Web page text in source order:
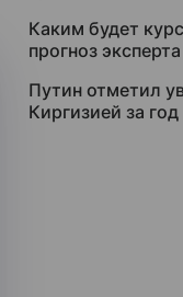
Каким будет
прогноз эксперта
Путин отметил
Киргизией за год